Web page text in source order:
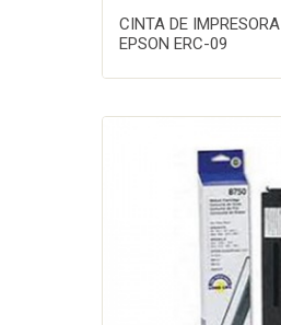
CINTA DE IMPRESORA
EPSON ERC-09